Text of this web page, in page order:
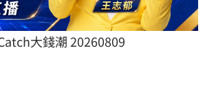
大錢潮 20260809